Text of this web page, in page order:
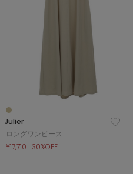
COORDINATE
JOURNAL
よくある質問
Julier
ロングワンピース
¥17,710 30%OFF